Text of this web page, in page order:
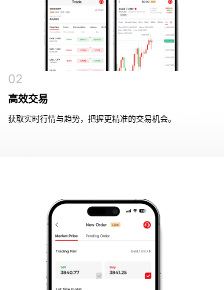
02
高效交易
获取实时行情与趋势，把握更精准的交易机会。